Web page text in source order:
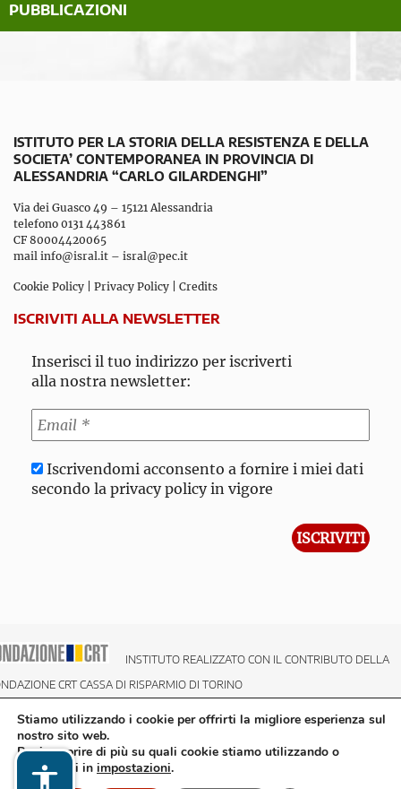
PUBBLICAZIONI
ISTITUTO PER LA STORIA DELLA RESISTENZA E DELLA
SOCIETA’ CONTEMPORANEA IN PROVINCIA DI
ALESSANDRIA “CARLO GILARDENGHI”
Via dei Guasco 49 – 15121 Alessandria
telefono 0131 443861
CF 80004420065
mail info@isral.it – isral@pec.it
Cookie Policy Privacy Policy Credits
ISCRIVITI ALLA NEWSLETTER
Inserisci il tuo indirizzo per iscriverti
alla nostra newsletter:
Iscrivendomi acconsento a fornire i miei dati
secondo la privacy policy in vigore
INSTITUTO REALIZZATO CON IL CONTRIBUTO DELLA
CRT CASSA DI RISPARMIO DI TORINO
Stiamo utilizzando i cookie per offrirti la migliore esperienza sul
nostro sito web.
Puoi scoprire di più su quali cookie stiamo utilizzando o
disattivarli in impostazioni.